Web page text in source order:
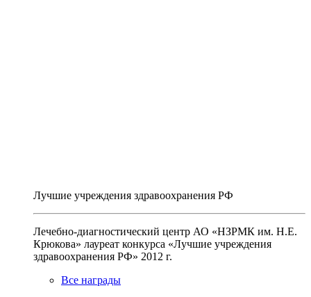
Лучшие учреждения здравоохранения РФ
Лечебно-диагностический центр АО «НЗРМК им. Н.Е.
Крюкова» лауреат конкурса «Лучшие учреждения
здравоохранения РФ» 2012 г.
Все награды